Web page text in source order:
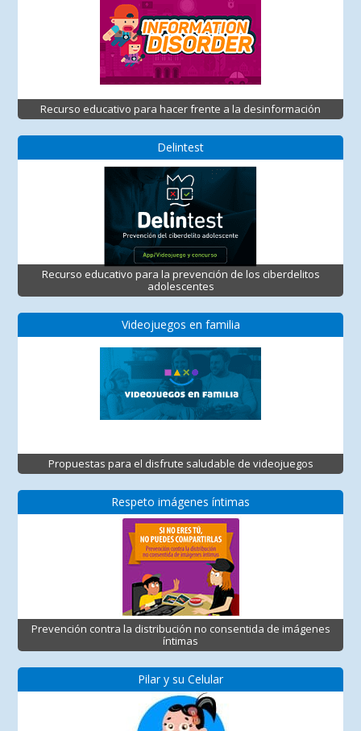
Recurso educativo para hacer frente a la desinformación
Delintest
Recurso educativo para la prevención de los ciberdelitos
adolescentes
Videojuegos en familia
Propuestas para el disfrute saludable de videojuegos
Respeto imágenes íntimas
Prevención contra la distribución no consentida de imágenes
íntimas
Pilar y su Celular